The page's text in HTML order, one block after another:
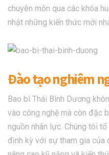
chuyên môn qua các khóa
nhật những kiến thức mới
Đào tạo nghiêm
Bao bì Thái Bình Dương
vào công nghệ mà còn đặc
nguồn nhân lực. Chúng tôi
định kỳ với sự tham gia của